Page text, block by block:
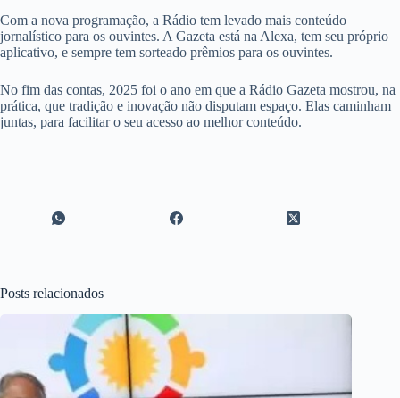
Com a nova programação, a Rádio tem levado mais conteúdo
jornalístico para os ouvintes. A Gazeta está na Alexa, tem seu próprio
aplicativo, e sempre tem sorteado prêmios para os ouvintes.
No fim das contas, 2025 foi o ano em que a Rádio Gazeta mostrou, na
prática, que tradição e inovação não disputam espaço. Elas caminham
juntas, para facilitar o seu acesso ao melhor conteúdo.
Posts relacionados